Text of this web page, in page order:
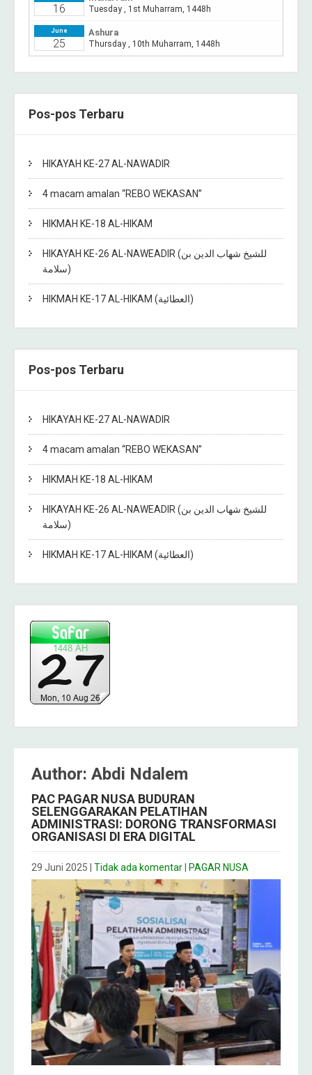
Pos-pos Terbaru
HIKAYAH KE-27 AL-NAWADIR
4 macam amalan “REBO WEKASAN”
HIKMAH KE-18 AL-HIKAM
HIKAYAH KE-26 AL-NAWEADIR (للشيخ شهاب الدين بن
سلامة)
HIKMAH KE-17 AL-HIKAM (العطائية)
Pos-pos Terbaru
HIKAYAH KE-27 AL-NAWADIR
4 macam amalan “REBO WEKASAN”
HIKMAH KE-18 AL-HIKAM
HIKAYAH KE-26 AL-NAWEADIR (للشيخ شهاب الدين بن
سلامة)
HIKMAH KE-17 AL-HIKAM (العطائية)
Author: Abdi Ndalem
PAC PAGAR NUSA BUDURAN
SELENGGARAKAN PELATIHAN
ADMINISTRASI: DORONG TRANSFORMASI
ORGANISASI DI ERA DIGITAL
29 Juni 2025 Tidak ada komentar PAGAR NUSA